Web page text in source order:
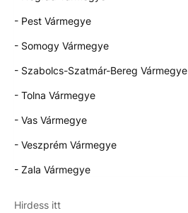
- Pest Vármegye
- Somogy Vármegye
- Szabolcs-Szatmár-Bereg Vármegye
- Tolna Vármegye
- Vas Vármegye
- Veszprém Vármegye
- Zala Vármegye
Hirdess itt